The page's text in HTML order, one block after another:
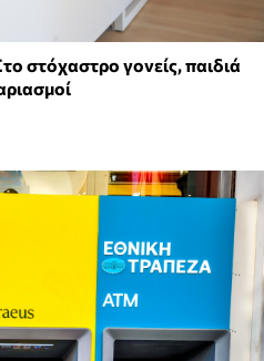
στόχαστρο γονείς, παιδιά